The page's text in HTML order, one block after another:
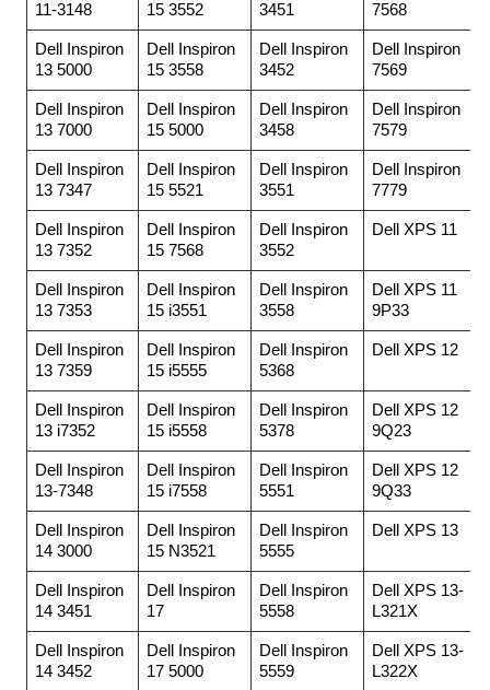
11-3148
15 3552
3451
7568
Dell Inspiron
13 5000
Dell Inspiron
15 3558
Dell Inspiron
3452
Dell Inspiron
7569
Dell Inspiron
13 7000
Dell Inspiron
15 5000
Dell Inspiron
3458
Dell Inspiron
7579
Dell Inspiron
13 7347
Dell Inspiron
15 5521
Dell Inspiron
3551
Dell Inspiron
7779
Dell Inspiron
13 7352
Dell Inspiron
15 7568
Dell Inspiron
3552
Dell XPS 11
Dell Inspiron
13 7353
Dell Inspiron
15 i3551
Dell Inspiron
3558
Dell XPS 11
9P33
Dell Inspiron
13 7359
Dell Inspiron
15 i5555
Dell Inspiron
5368
Dell XPS 12
Dell Inspiron
13 i7352
Dell Inspiron
15 i5558
Dell Inspiron
5378
Dell XPS 12
9Q23
Dell Inspiron
13-7348
Dell Inspiron
15 i7558
Dell Inspiron
5551
Dell XPS 12
9Q33
Dell Inspiron
14 3000
Dell Inspiron
15 N3521
Dell Inspiron
5555
Dell XPS 13
Dell Inspiron
14 3451
Dell Inspiron
17
Dell Inspiron
5558
Dell XPS 13-
L321X
Dell Inspiron
14 3452
Dell Inspiron
17 5000
Dell Inspiron
5559
Dell XPS 13-
L322X